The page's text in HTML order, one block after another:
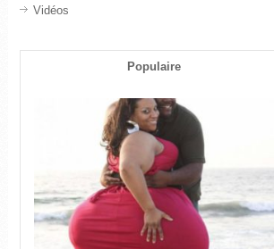
Vidéos
Populaire